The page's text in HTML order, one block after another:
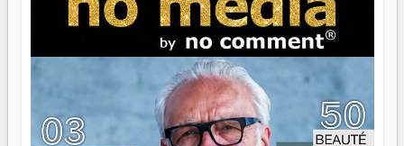
serait passer à côté d'une chose essentielle. La fougue, ça
brûle fort — et parfois, ça brûle vite. Une flamme sans
direction peut éclairer autant qu'elle peut consumer. C'est
là que les aînés entrent en scène — pas pour reprendre le
gouvernail, mais pour montrer où sont les récifs. Les jeunes
ont la force, les vieux ont l'expérience, comme on dit. Ce
n'est pas un combat de générations — c'est une question
d'équipage. Partagez vos réussites, mais aussi vos échecs.
Surtout vos échecs, d'ailleurs — ils enseignent mieux que